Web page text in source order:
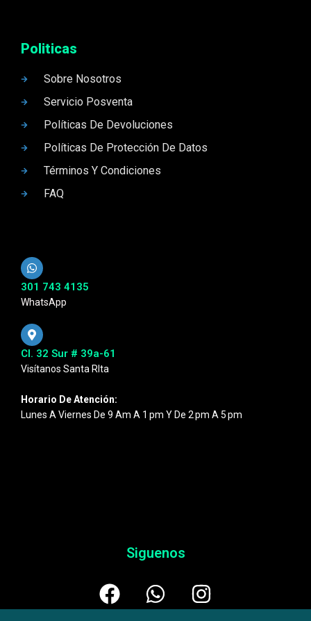
Politicas
Sobre Nosotros
Servicio Posventa
Políticas De Devoluciones
Políticas De Protección De Datos
Términos Y Condiciones
FAQ
301 743 4135
WhatsApp
Cl. 32 Sur # 39a-61
Visítanos Santa RIta
Horario De Atención:
Lunes A Viernes De 9 Am A 1 Pm Y De 2 Pm A 5 Pm
Siguenos